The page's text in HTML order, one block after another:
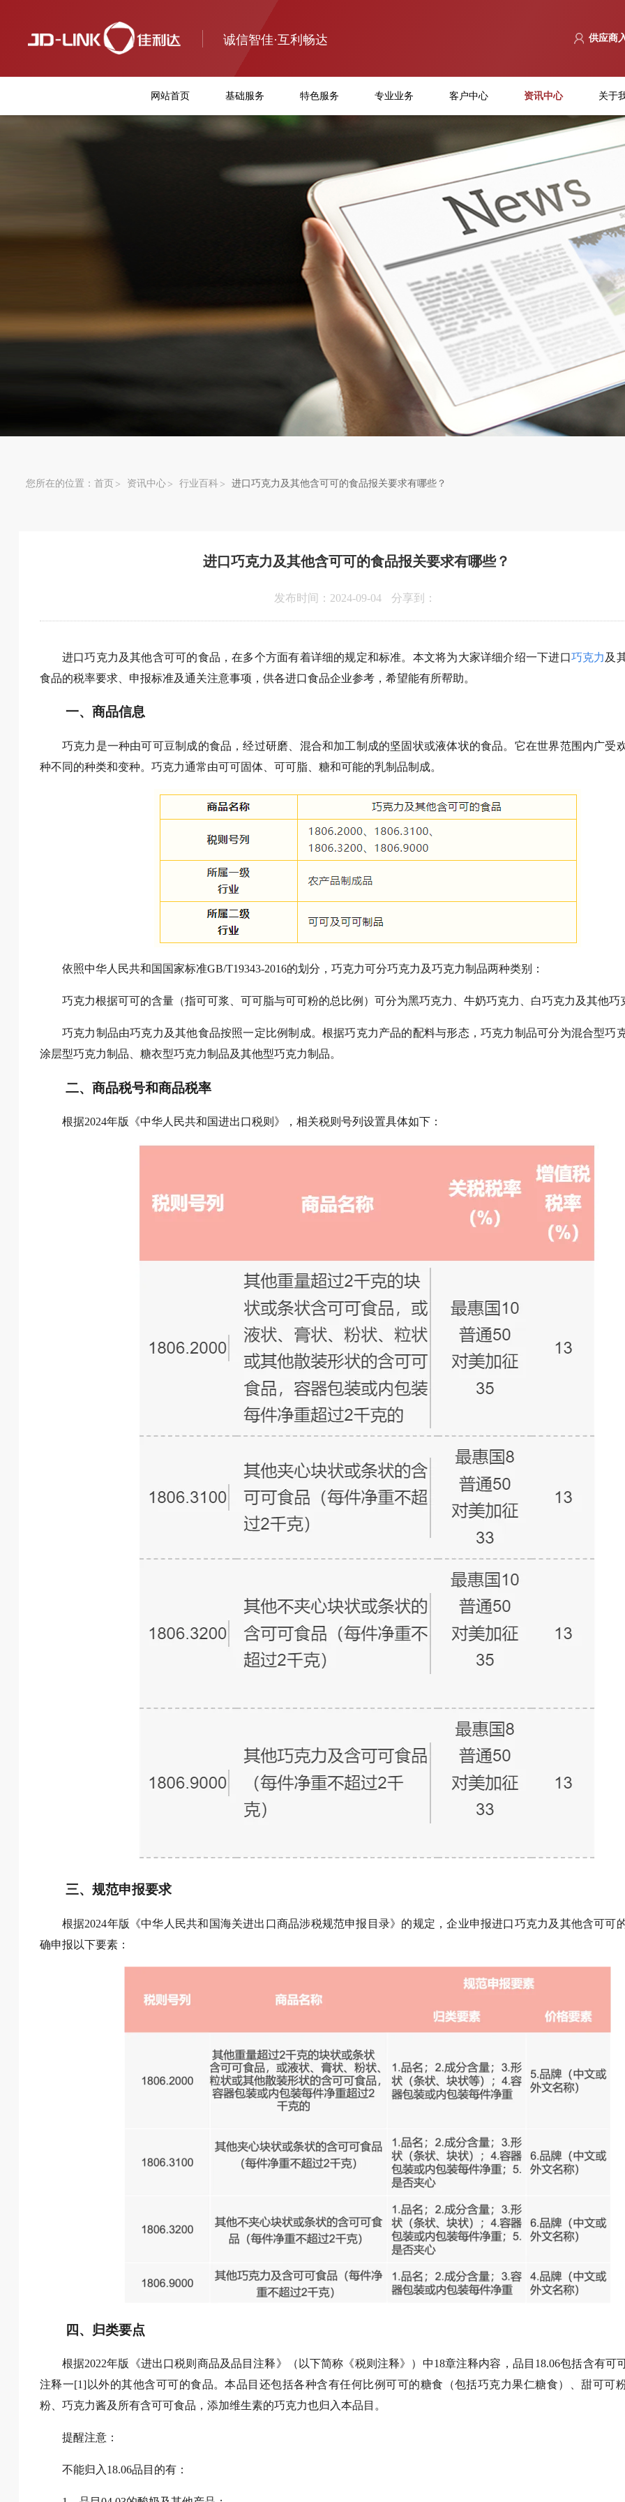
诚信智佳·互利畅达 供应商
网站首页 基础服务 特色服务 专业业务 客户中心 资讯中心 关于
您所在的位置： 首页 资讯中心 行业百科 进口巧克力及其他含可可的食品报关要求有哪些？
进口巧克力及其他含可可的食品报关要求有哪些？
发布时间：2024-09-04 分享到：
进口巧克力及其他含可可的食品，在多个方面有着详细的规定和标准。本文将为大家详细介绍一下进口巧克力 及
食品的税率要求、申报标准及通关注意事项，供各进口食品企业参考，希望能有所帮助。
一、商品信息
巧克力是一种由可可豆制成的食品，经过研磨、混合和加工制成的坚固状或液体状的食品。它在世界范围内广受
种不同的种类和变种。巧克力通常由可可固体、可可脂、糖和可能的乳制品制成。
依照中华人民共和国国家标准GB/T19343-2016的划分，巧克力可分巧克力及巧克力制品两种类别：
巧克力根据可可的含量（指可可浆、可可脂与可可粉的总比例）可分为黑巧克力、牛奶巧克力、白巧克力及其他巧
巧克力制品由巧克力及其他食品按照一定比例制成。根据巧克力产品的配料与形态，巧克力制品可分为混合型巧
涂层型巧克力制品、糖衣型巧克力制品及其他型巧克力制品。
二、商品税号和商品税率
根据2024年版《中华人民共和国进出口税则》，相关税则号列设置具体如下：
三、规范申报要求
根据2024年版《中华人民共和国海关进出口商品涉税规范申报目录》的规定，企业申报进口巧克力及其他含可可
确申报以下要素：
四、归类要点
根据2022年版《进出口税则商品及品目注释》（以下简称《税则注释》）中18章注释内容，品目18.06包括含有可
注释一[1]以外的其他含可可的食品。本品目还包括各种含有任何比例可可的糖食（包括巧克力果仁糖食）、甜可可
粉、巧克力酱及所有含可可食品，添加维生素的巧克力也归入本品目。
提醒注意：
不能归入18.06品目的有：